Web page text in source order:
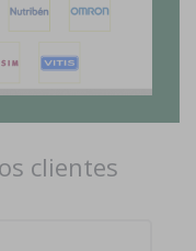
clientes